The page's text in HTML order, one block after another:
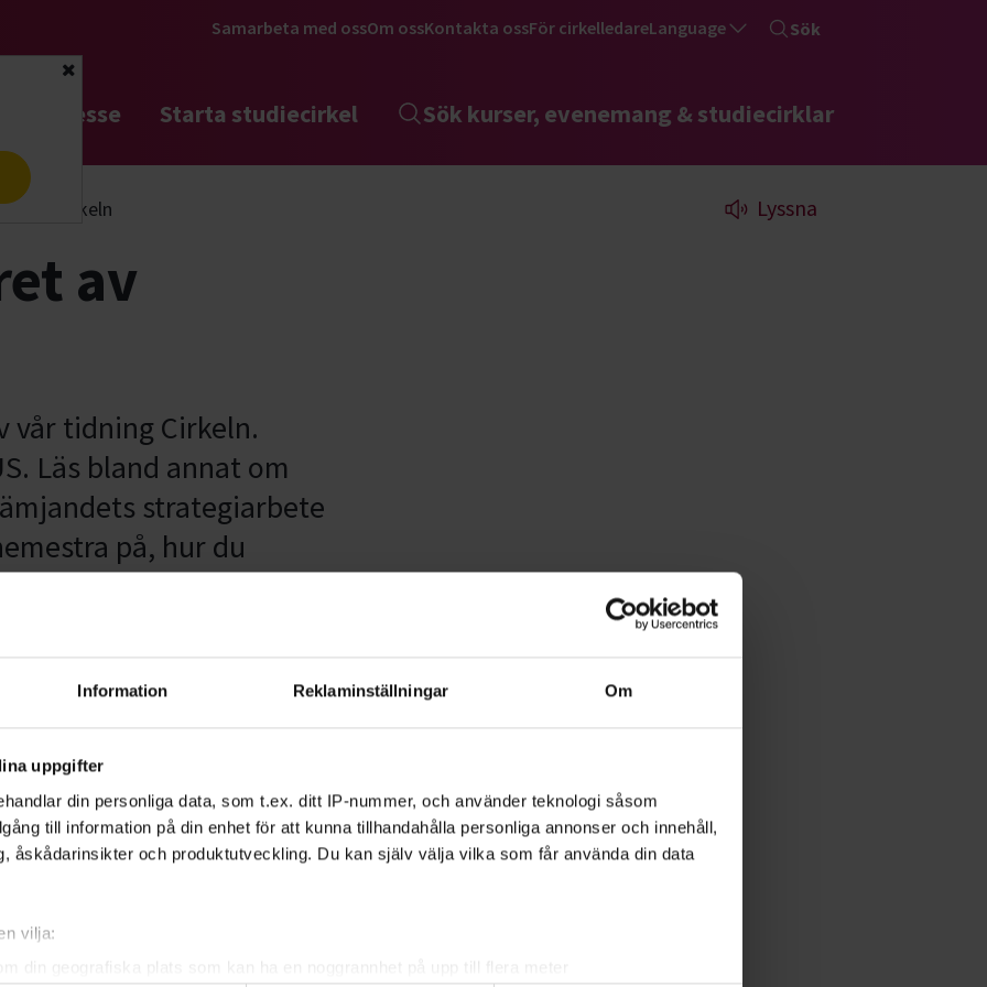
Information Reklaminställningar Om
uppgifter
din personliga data, som t.ex. ditt IP-nummer, och använder teknologi såsom
till information på din enhet för att kunna tillhandahålla personliga annonser och innehåll,
åskådarinsikter och produktutveckling. Du kan själv välja vilka som får använda din data
vilja:
din geografiska plats som kan ha en noggrannhet på upp till flera meter
Stäng
Samarbeta med ossOm ossKontakta ossFör cirkelledareLanguage Sök
intresse Starta studiecirkel Sök kurser, evenemang & studiecirklar
av Cirkeln Lyssna
av
vår tidning Cirkeln.
Läs bland annat om
strategiarbete
på, hur du
mera.
underhåller och
ideellt ledarskap. Den
5000 ideella cirkelledare,
och övriga intresserade.
annat läsa om: